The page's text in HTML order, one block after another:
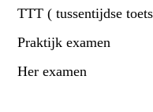
TTT ( tussentijdse
Praktijk
Her examen